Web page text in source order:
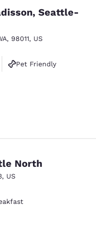
Seattle-
, 98011, US
Pet Friendly
avaliações
North
, US